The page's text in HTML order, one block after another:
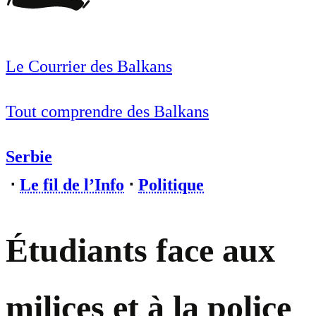
Le Courrier des Balkans
Tout comprendre des Balkans
Serbie
⋅ Le fil de l’Info ⋅ Politique
Étudiants face aux
milices et à la police